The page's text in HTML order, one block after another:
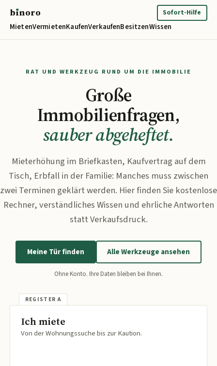
bınoro
MietenVermietenKaufenVerkaufenBesitzenWissen
Sofort-Hilfe
RAT UND WERKZEUG RUND UM DIE IMMOBILIE
Große
Immobilienfragen,
sauber abgeheftet.
Mieterhöhung im Briefkasten, Kaufvertrag auf dem
Tisch, Erbfall in der Familie: Manches muss zwischen
zwei Terminen geklärt werden. Hier finden Sie kostenlose
Rechner, verständliches Wissen und ehrliche Antworten
statt Verkaufsdruck.
Meine Tür finden Alle Werkzeuge ansehen
Ohne Konto. Ihre Daten bleiben bei Ihnen.
Ich miete
Von der Wohnungssuche bis zur Kaution.